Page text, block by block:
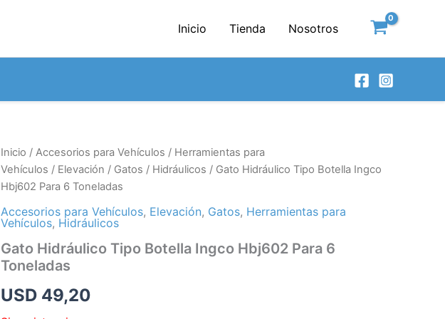
Inicio Tienda Nosotros
Inicio / Accesorios para Vehículos / Herramientas para
Vehículos / Elevación / Gatos / Hidráulicos / Gato Hidráulico Tipo Botella Ingco
Hbj602 Para 6 Toneladas
Accesorios para Vehículos, Elevación, Gatos, Herramientas para
Vehículos, Hidráulicos
Gato Hidráulico Tipo Botella Ingco Hbj602 Para 6
Toneladas
USD 49,20